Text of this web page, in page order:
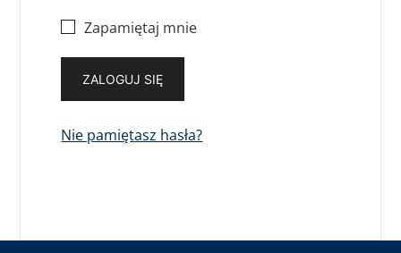
Zapamiętaj mnie
ZALOGUJ SIĘ
Nie pamiętasz hasła?